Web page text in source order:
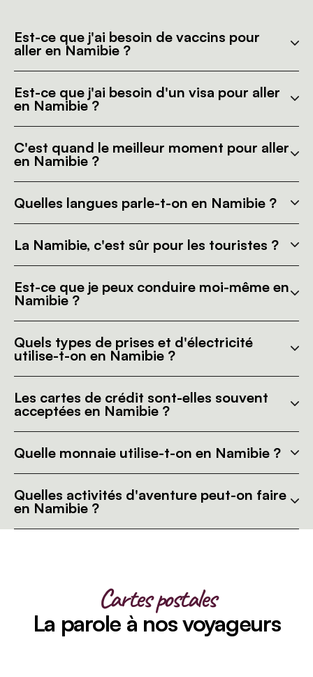
Est-ce que j'ai besoin de vaccins pour
aller en Namibie ?
Est-ce que j'ai besoin d'un visa pour aller
en Namibie ?
C'est quand le meilleur moment pour aller
en Namibie ?
Quelles langues parle-t-on en Namibie ?
La Namibie, c'est sûr pour les touristes ?
Est-ce que je peux conduire moi-même en
Namibie ?
Quels types de prises et d'électricité
utilise-t-on en Namibie ?
Les cartes de crédit sont-elles souvent
acceptées en Namibie ?
Quelle monnaie utilise-t-on en Namibie ?
Quelles activités d'aventure peut-on faire
en Namibie ?
Cartes postales
La parole à nos voyageurs